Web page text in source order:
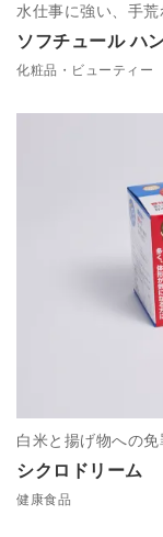
ソフチュール ハ
水仕事に強い、手
化粧品・ビューティー
シクロドリーム
白米と揚げ物への
健康食品